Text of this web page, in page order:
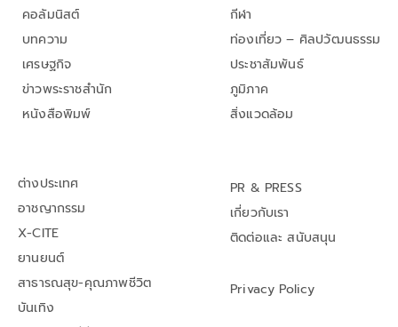
คอลัมนิสต์
บทความ
เศรษฐกิจ
ข่าวพระราชสำนัก
หนังสือพิมพ์
กีฬา
ท่องเที่ยว – ศิลปวัฒนธรรม
ประชาสัมพันธ์
ภูมิภาค
สิ่งแวดล้อม
ต่างประเทศ
อาชญากรรม
X-CITE
ยานยนต์
สาธารณสุข-คุณภาพชีวิต
บันเทิง
PR & PRESS
เกี่ยวกับเรา
ติดต่อและ สนับสนุน
Privacy Policy